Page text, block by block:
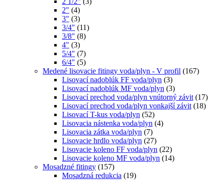
2" (4)
3" (3)
3/4" (11)
3/8" (8)
4" (3)
5/4" (7)
6/4" (5)
Medené lisovacie fitingy voda/plyn - V profil (167)
Lisovací nadoblúk FF voda/plyn (3)
Lisovací nadoblúk MF voda/plyn (3)
Lisovací prechod voda/plyn vnútorný závit (17)
Lisovací prechod voda/plyn vonkajší závit (18)
Lisovací T-kus voda/plyn (52)
Lisovacia nástenka voda/plyn (4)
Lisovacia zátka voda/plyn (7)
Lisovacie hrdlo voda/plyn (27)
Lisovacie koleno FF voda/plyn (22)
Lisovacie koleno MF voda/plyn (14)
Mosadzné fitingy (157)
Mosadzná redukcia (19)